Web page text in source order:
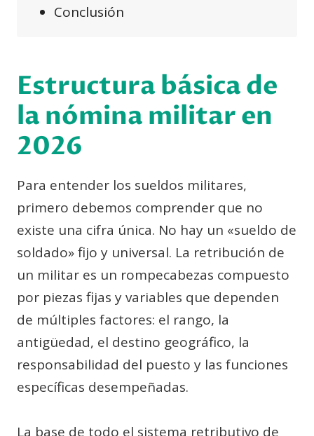
Conclusión
Estructura básica de
la nómina militar en
2026
Para entender los sueldos militares,
primero debemos comprender que no
existe una cifra única. No hay un «sueldo de
soldado» fijo y universal. La retribución de
un militar es un rompecabezas compuesto
por piezas fijas y variables que dependen
de múltiples factores: el rango, la
antigüedad, el destino geográfico, la
responsabilidad del puesto y las funciones
específicas desempeñadas.
La base de todo el sistema retributivo de